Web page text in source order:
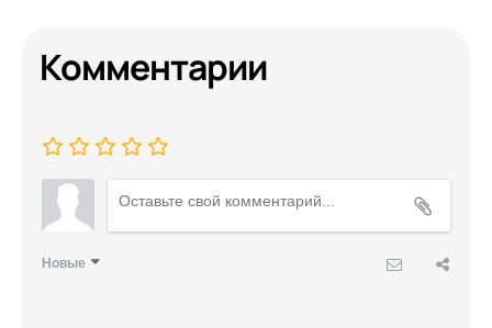
Комментарии
Новые